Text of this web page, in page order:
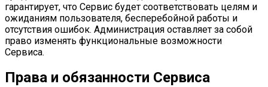
гарантирует, что Сервис будет соответствовать целям и
ожиданиям пользователя, бесперебойной работы и
отсутствия ошибок. Администрация оставляет за собой
право изменять функциональные возможности
Сервиса.
Права и обязанности Сервиса